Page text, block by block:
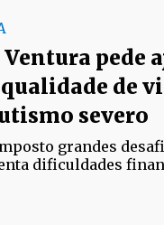
Ventura pede
de
severo
grandes
dificuldades